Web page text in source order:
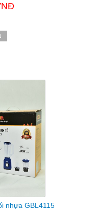
nhựa GBL4115